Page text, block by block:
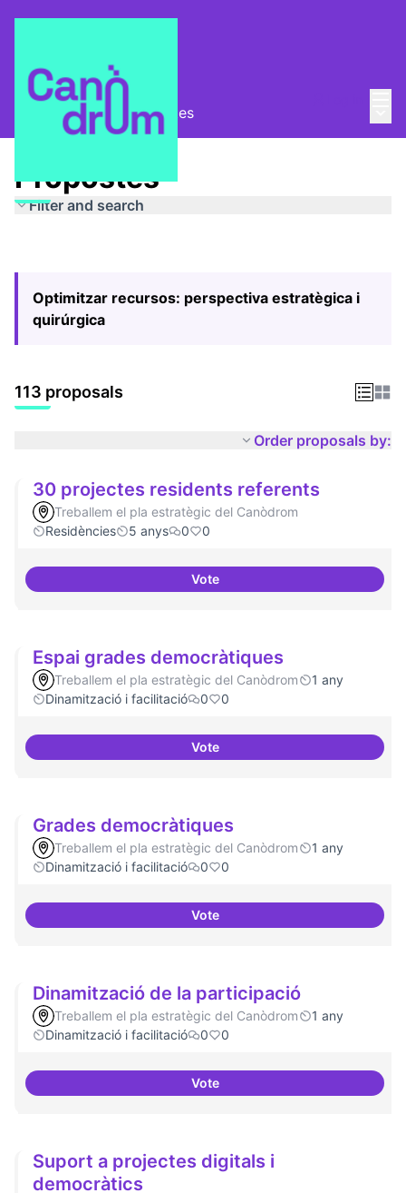
Pla Estratègic Propostes
Propostes
Filter and search
Optimitzar recursos: perspectiva estratègica i
quirúrgica
113 proposals
Order proposals by:
30 projectes residents referents
Treballem el pla estratègic del Canòdrom
Residències
5 anys 0 0
Vote30 projectes residents referents
Espai grades democràtiques
Treballem el pla estratègic del Canòdrom
1 any
Dinamització i facilitació
0 0
VoteEspai grades democràtiques
Grades democràtiques
Treballem el pla estratègic del Canòdrom
1 any
Dinamització i facilitació
0 0
VoteGrades democràtiques
Dinamització de la participació
Treballem el pla estratègic del Canòdrom
1 any
Dinamització i facilitació
0 0
VoteDinamització de la participació
Suport a projectes digitals i
democràtics